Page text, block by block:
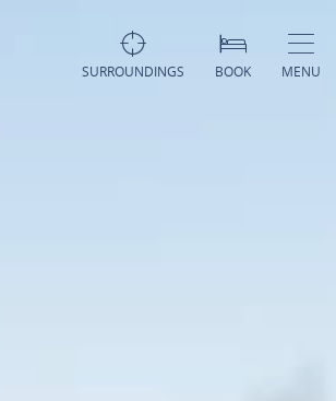
SURROUNDINGS BOOK MENU